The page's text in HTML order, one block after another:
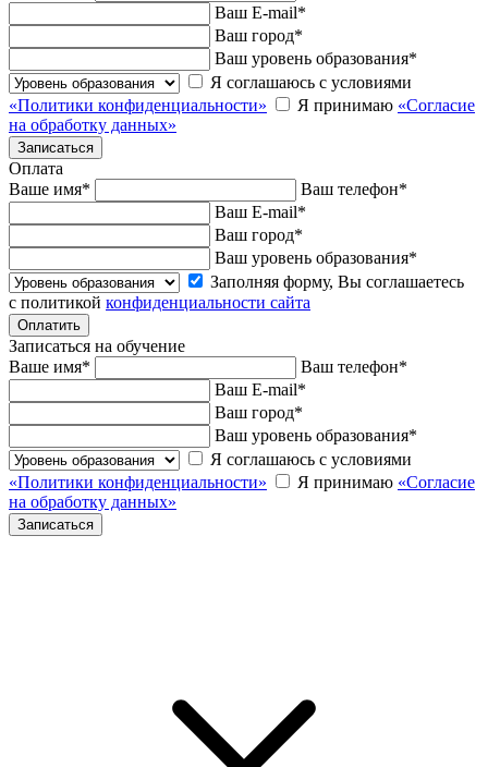
Ваш E-mail*
Ваш город*
Ваш уровень образования*
Я соглашаюсь с условиями
«Политики конфиденциальности»
Я принимаю «Согласие
на обработку данных»
Оплата
Ваше имя* Ваш телефон*
Ваш E-mail*
Ваш город*
Ваш уровень образования*
Заполняя форму, Вы соглашаетесь
с политикой конфиденциальности сайта
Записаться на обучение
Ваше имя* Ваш телефон*
Ваш E-mail*
Ваш город*
Ваш уровень образования*
Я соглашаюсь с условиями
«Политики конфиденциальности»
Я принимаю «Согласие
на обработку данных»